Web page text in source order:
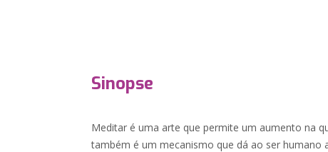
Sinopse
Meditar é uma arte que permite um aumento na
também é um mecanismo que dá ao ser humano